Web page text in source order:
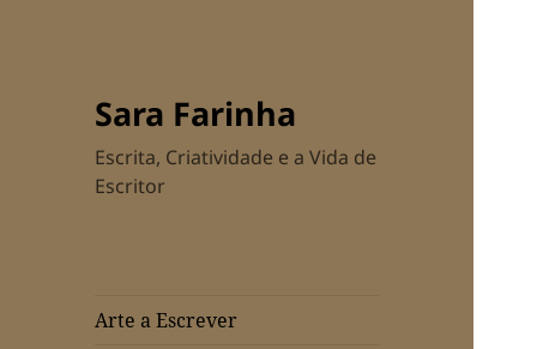
Sara Farinha
Escrita, Criatividade e a Vida de
Escritor
Arte a Escrever